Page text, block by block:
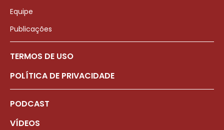
Equipe
Publicações
TERMOS DE USO
POLÍTICA DE PRIVACIDADE
PODCAST
VÍDEOS